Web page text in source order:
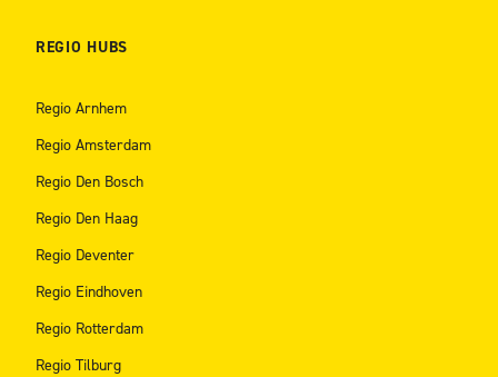
REGIO HUBS
Regio Arnhem
Regio Amsterdam
Regio Den Bosch
Regio Den Haag
Regio Deventer
Regio Eindhoven
Regio Rotterdam
Regio Tilburg